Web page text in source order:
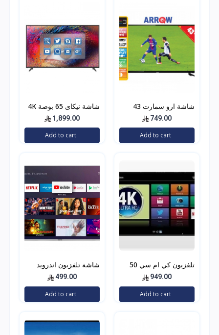
شاشة ارو سمارت 43
749.00
Add to cart
شاشة نيكاى 65 بوصة 4K
الترا اتش دي،
UHD65SLED
1,899.00
Add to cart
تلفزيون كي ام سي 50
انش فل اتش دي ليد -
K18M50262
949.00
Add to cart
شاشة تلفزيون اندرويد
سمارت Geepas Android
Smart TV 32
499.00
Add to cart